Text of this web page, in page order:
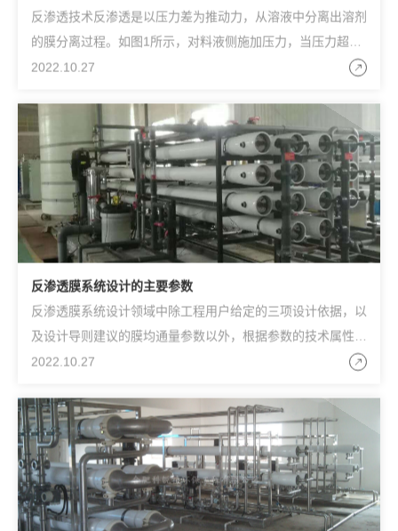
反渗透技术反渗透是以压力差为推动力，从溶液中分离出溶剂
的膜分离过程。如图1所示，对料液侧施加压力，当压力超过
膜两侧的渗透压差时，溶剂会逆着自然渗透的方向反向渗透
2022.10.27
反渗透膜系统设计的主要参数
反渗透膜系统设计领域中除工程用户给定的三项设计依据，以
及设计导则建议的膜均通量参数以外，根据参数的技术属性，
膜系统中的其余设计参数可以分为膜设备参数与系统参数两
2022.10.27